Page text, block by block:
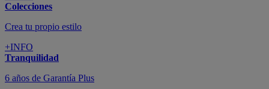
Colecciones
Crea tu propio estilo
+INFO
Tranquilidad
6 años de Garantía Plus